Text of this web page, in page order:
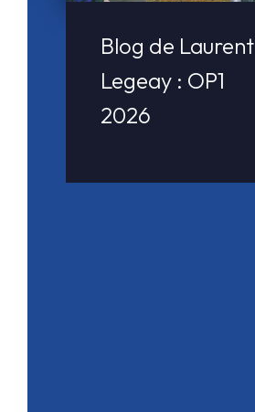
Blog de Laurent
Legeay : OP1
2026